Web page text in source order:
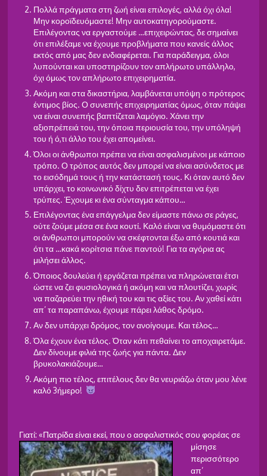
Πολλά πράγματα στη ζωή είναι επιλογές, αλλά όχι όλα!
Μην κοροϊδευόμαστε! Μην αυτοκατηγορούμαστε.
Επιλέγοντας να εργαστούμε …επιχειρώντας, δε σημαίνει
ότι επιλέξαμε να έχουμε προβλήματα που κανείς άλλος
εκτός από μας δεν ενδιαφέρεται. Για παράδειγμα, όλοι
λυπούνται και υποστηρίζουν τον απλήρωτο υπάλληλο,
όχι όμως τον απλήρωτο επιχειρηματία.
Ακόμη και στα δικαστήρια, λαμβάνεται υπόψη ο πρότερος
έντιμος βίος. Ο συνεπής επιχειρηματίας όμως, όταν πάψει
να είναι συνεπής βαπτίζεται λαμόγιο. Χάνει την
αξιοπρέπειά του, την όποια περιουσία του, την υπόληψή
του ή ό,τι άλλο του έχει απομείνει.
Όλοι οι άνθρωποι πρέπει να είναι ασφαλισμένοι με κάποιο
τρόπο. Ο τρόπος αυτός δεν μπορεί να είναι ασύνδετος με
το εισόδημά τους ή την κατάστασή τους. Κι όταν αυτό δεν
υπάρχει, το κοινωνικό δίχτυ δεν επιτρέπεται να έχει
τρύπες. Έχουμε κι ένα σύνταγμα κάπου…
Επιλέγοντας ένα επάγγελμα δεν είμαστε πάνω σε ράγες,
ούτε ζούμε μέσα σε ένα κουτί. Καλό είναι να θυμόμαστε ότι
οι άνθρωποι μπορούν να σκέφτονται έξω από κουτιά και
ότι τα …κακά κορίτσια πάνε παντού! Για τα αγόρια ας
μιλήσει άλλος.
Όποιος δουλεύει ή εργάζεται πρέπει να πληρώνεται έτσι
ώστε να ζει φυσιολογικά ή ακόμη και να πλουτίζει, χωρίς
να παζαρεύει την ηθική του και τις αξίες του. Αν χαθεί κάτι
απ’ τα παραπάνω, έχουμε πάρει λάθος δρόμο.
Αν δεν υπάρχει δρόμος, τον ανοίγουμε. Και τέλος…
Όλα έχουν ένα τέλος. Όταν κάτι πεθαίνει το αποχαιρετάμε.
Δεν δίνουμε φιλιά της ζωής για πάντα. Δεν
βρυκολακιάζουμε…
Ακόμη πιο τέλος, επιτέλους δεν θα νευριάζω όταν μου λένε
καλό 3ήμερο!
Γιατί: «Πατρίδα είναι εκεί, που ο ασφαλιστικός σου φορέας σε
μίσησε
περισσότερο
απ’